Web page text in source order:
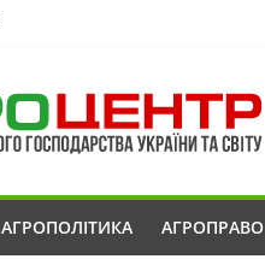
АГРОПОЛІТИКА АГРОПРАВО